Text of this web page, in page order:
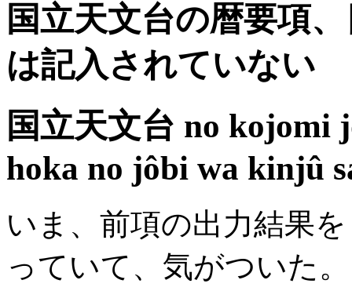
国立天文台の暦要項
は記入されていない
国立天文台 no kojomi
hoka no jôbi wa kinjû
いま、前項の出力結果
っていて、気がついた